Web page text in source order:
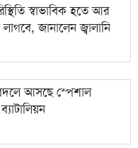
স্বাভাবিক হতে আর
জানালেন জ্বালানি
আসছে স্পেশাল